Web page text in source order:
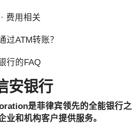
费用相关
过ATM转账？
行的FAQ
安银行
是菲律宾领先的全能银行之
业和机构客户提供服务。